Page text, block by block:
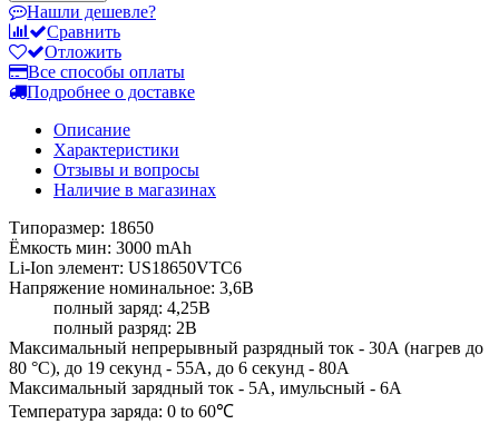
Нашли дешевле?
Сравнить
Отложить
Все способы оплаты
Подробнее о доставке
Описание
Характеристики
Отзывы и вопросы
Наличие в магазинах
Типоразмер: 18650
Ёмкость мин: 3000 mAh
Li-Ion элемент: US18650VTC6
Напряжение номинальное: 3,6В
полный заряд: 4,25В
полный разряд: 2В
Максимальный непрерывный разрядный ток - 30А (нагрев до
80 °С), до 19 секунд - 55А, до 6 секунд - 80А
Максимальный зарядный ток - 5А, имульсный - 6А
Температура заряда: 0 to 60℃